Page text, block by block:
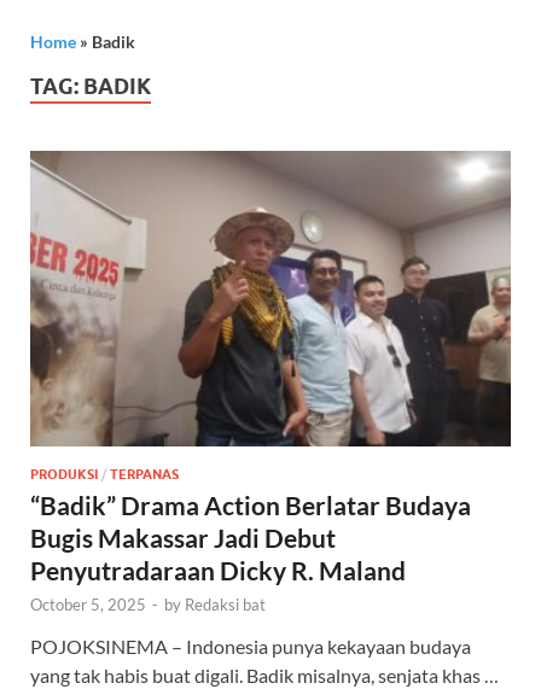
Home » Badik
TAG: BADIK
PRODUKSI / TERPANAS
“Badik” Drama Action Berlatar Budaya
Bugis Makassar Jadi Debut
Penyutradaraan Dicky R. Maland
October 5, 2025 - by Redaksi bat
POJOKSINEMA – Indonesia punya kekayaan budaya
yang tak habis buat digali. Badik misalnya, senjata khas …